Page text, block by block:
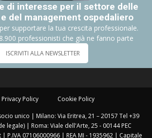
di interesse per il settore delle
del management ospedaliero
supportare la tua crescita professionale.
professionisti che già ne fanno parte
ISCRIVITI ALLA NEWSLETTER
Privacy Policy Cookie Policy
unico | Milano: Via Eritrea, 21 – 20157 Tel +39
legale) | Roma: Viale dell'Arte, 25 - 00144 PEC
P.IVA 07106000966 | REA MI - 1935962 | Capitale